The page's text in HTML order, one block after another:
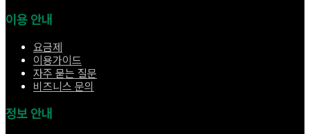
이용 안내
요금제
이용가이드
자주 묻는 질문
비즈니스 문의
정보 안내